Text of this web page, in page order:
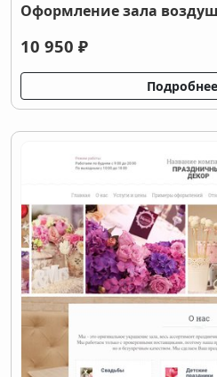
Оформление зала
10 950 ₽
Подробнее